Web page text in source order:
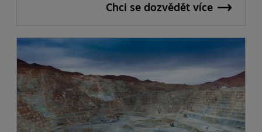
Chci se dozvědět více